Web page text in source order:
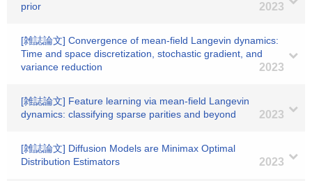
prior
2023
[雑誌論文] Convergence of mean-field Langevin dynamics:
Time and space discretization, stochastic gradient, and
variance reduction
2023
[雑誌論文] Feature learning via mean-field Langevin
dynamics: classifying sparse parities and beyond
2023
[雑誌論文] Diffusion Models are Minimax Optimal
Distribution Estimators
2023